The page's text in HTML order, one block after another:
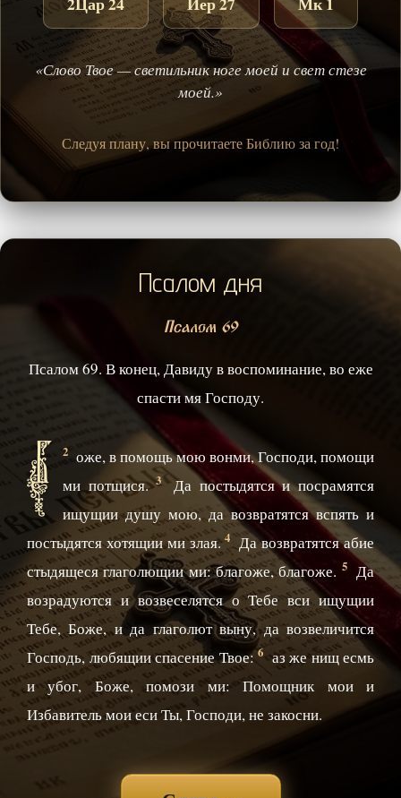
«Слово Твое — светильник ноге моей и свет стезе
моей.»
Следуя плану, вы прочитаете Библию за год!
Псалом дня
Псалом 69
Псалом 69. В конец, Давиду в воспоминание, во еже
спасти мя Господу.
2
Б
оже, в помощь мою вонми, Господи, помощи
ми потщися.3 Да постыдятся и посрамятся
ищущии душу мою, да возвратятся вспять и
постыдятся хотящии ми злая.4
Да возвратятся абие
стыдящеся глаголющии ми: благоже, благоже. 5
Да
возрадуются и возвеселятся о Тебе вси ищущии
Тебе, Боже, и да глаголют выну, да возвеличится
Господь, любящии спасение Твое:6 аз же нищ есмь
и убог, Боже, помози ми: Помощник мои и
Избавитель мои еси Ты, Господи, не закосни.